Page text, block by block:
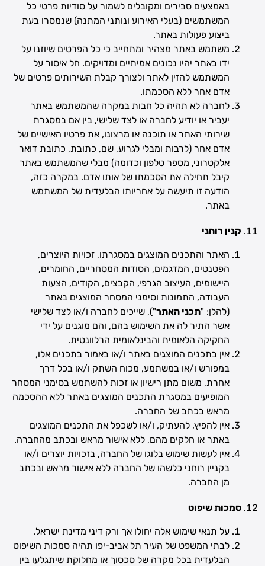
באמצעים סבירים ומקובלים לשמור על סודיות פרטי כל
המשתמשים (בעלי האירוע ונותני המתנה) שנמסרו בעת
ביצוע פעולות באתר.
משתמש באתר מצהיר ומתחייב כי כל הפרטים שיוזנו על
ידו באתר יהיו נכונים אמיתיים ומדויקים. חל איסור על
המשתמש להזין לאתר ולצורך קבלת השירותים פרטים של
אדם אחר ללא הסכמתו.
לחברה לא תהיה כל חבות במקרה שהמשתמש באתר
יעביר או יודיע לחברה או לצד שלישי, בין אם במסגרת
שירותי האתר או תוכנה או מרצונו, את פרטיו האישיים של
אדם אחר (לרבות ומבלי לגרוע, שם, כתובת, כתובת דואר
אלקטרוני, מספר טלפון וכדומה) מבלי שהמשתמש באתר
קיבל תחילה את הסכמתו של אותו אדם. במקרה כזה,
הודעה זו תיעשה על אחריותו הבלעדית של המשתמש
באתר.
קנין רוחני
האתר והתכנים המוצגים במסגרתו, זכויות היוצרים,
הפטנטים, המדגמים, הסודות המסחריים, החומרים,
היישומים, העיצוב הגרפי, הקבצים, הקודים, הצעות
העבודה, התמונות וסימני המסחר המוצגים באתר
(להלן: "תכני האתר"), שייכים לחברה ו/או לצד שלישי
אשר התיר לה את השימוש בהם, והם מוגנים על ידי
החקיקה הלאומית והבינלאומית הרלוונטית.
אין בתכנים המוצגים באתר ו/או באמור בתכנים אלו,
במפורש ו/או במשתמע, מכוח השתק ו/או בכל דרך
אחרת, משום מתן רישיון או זכות להשתמש בסימני המסחר
המופיעים במסגרת התכנים המוצגים באתר ללא ההסכמה
מראש בכתב של החברה.
אין להפיץ, להעתיק, ו/או לשכפל את התכנים המוצגים
באתר או חלקים מהם, ללא אישור מראש ובכתב מהחברה.
אין לעשות שימוש בלוגו של החברה, בזכויות יוצרים ו/או
בקניין רוחני כלשהו של החברה ללא אישור מראש ובכתב
מן החברה.
סמכות שיפוט
על תנאי שימוש אלה יחולו אך ורק דיני מדינת ישראל.
לבתי המשפט של העיר תל אביב-יפו תהיה סמכות השיפוט
הבלעדית בכל מקרה של סכסוך או מחלוקת שיתגלעו בין